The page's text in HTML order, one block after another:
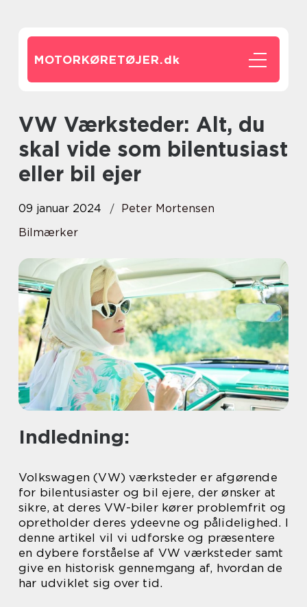
MOTORKØRETØJER.dk
VW Værksteder: Alt, du
skal vide som bilentusiast
eller bil ejer
09 januar 2024
Peter Mortensen
Bilmærker
Indledning:
Volkswagen (VW) værksteder er afgørende
for bilentusiaster og bil ejere, der ønsker at
sikre, at deres VW-biler kører problemfrit og
opretholder deres ydeevne og pålidelighed. I
denne artikel vil vi udforske og præsentere
en dybere forståelse af VW værksteder samt
give en historisk gennemgang af, hvordan de
har udviklet sig over tid.